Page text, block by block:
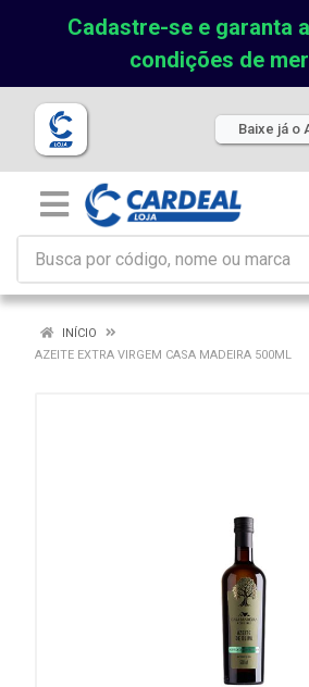
Cadastre-se e garanta
condições de
Baixe já o
INÍCIO
AZEITE EXTRA VIRGEM CASA MADEIRA 500ML